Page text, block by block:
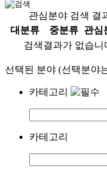
관심분야 검색 결
대분류
중분류
관심
검색결과가 없습니
선택된 분야 (선택분야
카테고리
카테고리